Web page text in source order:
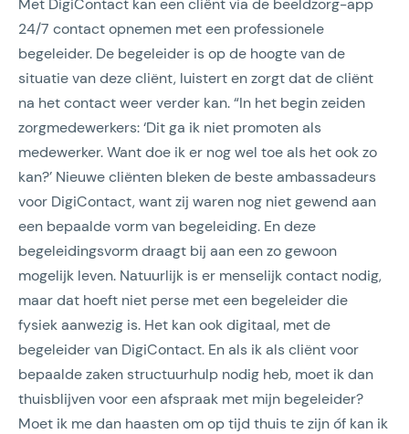
24/7 contact opnemen met een professionele
begeleider. De begeleider is op de hoogte van de
situatie van deze cliënt, luistert en zorgt dat de cliënt
na het contact weer verder kan. “In het begin zeiden
zorgmedewerkers: ‘Dit ga ik niet promoten als
medewerker. Want doe ik er nog wel toe als het ook zo
kan?’ Nieuwe cliënten bleken de beste ambassadeurs
voor DigiContact, want zij waren nog niet gewend aan
een bepaalde vorm van begeleiding. En deze
begeleidingsvorm draagt bij aan een zo gewoon
mogelijk leven. Natuurlijk is er menselijk contact nodig,
maar dat hoeft niet perse met een begeleider die
fysiek aanwezig is. Het kan ook digitaal, met de
begeleider van DigiContact. En als ik als cliënt voor
bepaalde zaken structuurhulp nodig heb, moet ik dan
thuisblijven voor een afspraak met mijn begeleider?
Moet ik me dan haasten om op tijd thuis te zijn óf kan ik